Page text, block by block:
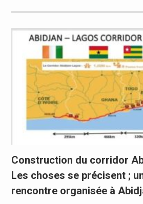
Construction du corridor
Les choses se précisent ;
rencontre organisée à